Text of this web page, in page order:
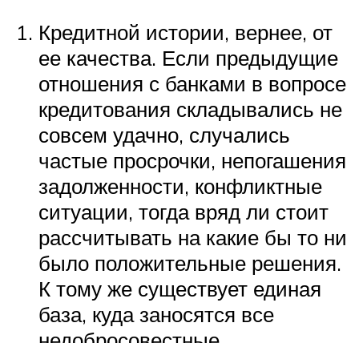
Кредитной истории, вернее, от
ее качества. Если предыдущие
отношения с банками в вопросе
кредитования складывались не
совсем удачно, случались
частые просрочки, непогашения
задолженности, конфликтные
ситуации, тогда вряд ли стоит
рассчитывать на какие бы то ни
было положительные решения.
К тому же существует единая
база, куда заносятся все